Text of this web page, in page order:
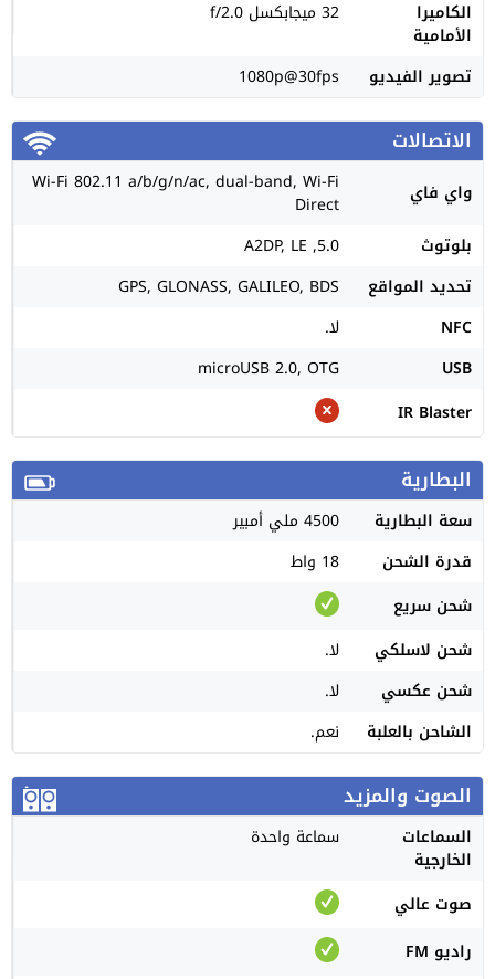
الكاميرا
الأمامية
32 ميجابكسل f/2.0
تصوير الفيديو 1080p@30fps
الاتصالات
واي فاي Wi-Fi 802.11 a/b/g/n/ac, dual-band, Wi-Fi
Direct
بلوتوث
5.0, A2DP, LE
تحديد المواقع
GPS, GLONASS, GALILEO, BDS
NFC
لا.
USB
microUSB 2.0, OTG
IR Blaster
البطارية
سعة البطارية
4500 ملي أمبير
قدرة الشحن
18 واط
شحن سريع
شحن لاسلكي
لا.
شحن عكسي
لا.
الشاحن بالعلبة
نعم.
الصوت والمزيد
السماعات
الخارجية
سماعة واحدة
صوت عالي
راديو FM